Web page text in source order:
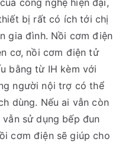
bị rất có ích tới chị
gia đình. Nồi cơm điện
cơ, nồi cơm điện tử
bằng từ IH kèm với
người nội trợ có thể
dùng. Nếu ai vẫn còn
sử dụng bếp đun
cơm điện sẽ giúp cho